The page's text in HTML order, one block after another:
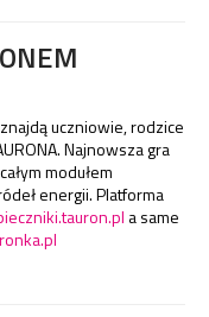
uczniowie, rodzice
Najnowsza gra
modułem
energii. Platforma
a same